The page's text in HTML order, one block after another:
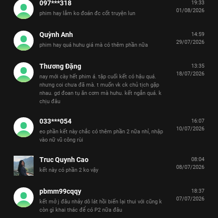
097***318
phim hay lắm ko đoán đc cốt truyện lun
19:33
01/08/2026
Quỳnh Anh
phim hay quá huhu giá mà có thêm phần nữa
14:59
29/07/2026
Thương Đặng
nay mới cày hết phim á. tập cuối kết có hậu quá.
nhưng coi chưa đã mà. t muốn vk ck chủ tịch gặp
nhau. gd đoan tụ ăn cơm mà huhu. kết ngắn quá. k
chịu đâu
13:35
18/07/2026
033***054
eo phần kết này chắc có thêm phần 2 nữa nhỉ, nhập
vào nữ vũ công rùi
16:07
10/07/2026
Truc Quynh Cao
kết này có phần 2 ko vậy
08:04
08/07/2026
pbmm99cqqy
kết mở j đâu nhảy dô lát hồi biến lại thui với cũng k
còn gì khai thác để có P2 nữa đâu
18:37
07/07/2026